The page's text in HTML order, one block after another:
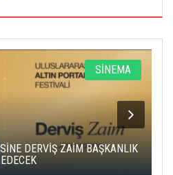
SİNEMA
DERVİŞ ZAİM BAŞKANLIK
EDECEK